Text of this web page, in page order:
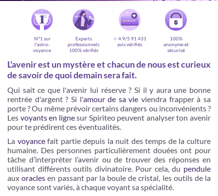
Voyance privée en ligne par téléphone, chat ou mail
99% de clients satisfaits, avis authentiques !
Je m'inscris
N°1 sur
l'astro-
voyance
Experts
professionnels
100% vérifiés
☆ 4.9/5 91 431
avis vérifiés
100%
anonyme et
sécurisé
L'avenir est un mystère et chacun de nous est curieux
de savoir de quoi demain sera fait.
Qui sait ce que l'avenir lui réserve ? Si il y aura une bonne
rentrée d'argent ? Si l'amour de sa vieviendra frapper à sa
porte ? Ou même prévoir certains dangers ou inconvénients ?
Les voyants en lignesur Spiriteo peuvent analyser ton avenir
pour te prédirent ces éventualités.
La voyancefait partie depuis la nuit des temps de la culture
humaine. Des personnes particulièrement douées ont pour
tâche d’interpréter l’avenir ou de trouver des réponses en
utilisant différents outils divinatoire. Pour cela, du pendule
auxoracles en passant par la boule de cristal, les outils de la
voyance sont variés, à chaque voyant sa spécialité.